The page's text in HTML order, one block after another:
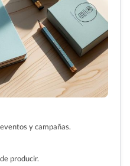
y campañas.
producir.